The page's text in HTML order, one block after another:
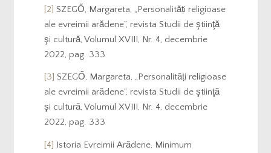
[2] SZEGŐ, Margareta, „Personalități religioase
ale evreimii arădene”, revista Studii de ştiinţă
şi cultură, Volumul XVIII, Nr. 4, decembrie
2022, pag. 333
[3] SZEGŐ, Margareta, „Personalități religioase
ale evreimii arădene”, revista Studii de ştiinţă
şi cultură, Volumul XVIII, Nr. 4, decembrie
2022, pag. 333
[4] Istoria Evreimii Arădene, Minimum